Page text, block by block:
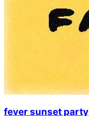
fever sunset party